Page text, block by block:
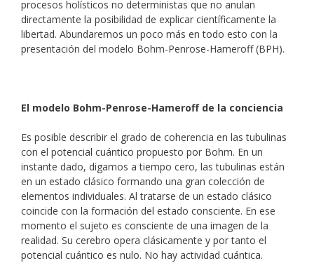
procesos holísticos no deterministas que no anulan
directamente la posibilidad de explicar científicamente la
libertad. Abundaremos un poco más en todo esto con la
presentación del modelo Bohm-Penrose-Hameroff (BPH).
El modelo Bohm-Penrose-Hameroff de la conciencia
Es posible describir el grado de coherencia en las tubulinas
con el potencial cuántico propuesto por Bohm. En un
instante dado, digamos a tiempo cero, las tubulinas están
en un estado clásico formando una gran colección de
elementos individuales. Al tratarse de un estado clásico
coincide con la formación del estado consciente. En ese
momento el sujeto es consciente de una imagen de la
realidad. Su cerebro opera clásicamente y por tanto el
potencial cuántico es nulo. No hay actividad cuántica.